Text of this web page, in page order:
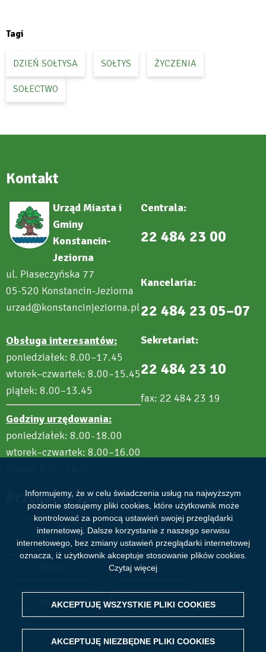
Informujemy, że w celu świadczenia usług na najwyższym
poziomie stosujemy pliki cookies, które użytkownik może
kontrolować za pomocą ustawień swojej przeglądarki
internetowej. Dalsze korzystanie z naszego serwisu
internetowego, bez zmiany ustawień przeglądarki internetowej
oznacza, iż użytkownik akceptuje stosowanie plików cookies.
Czytaj więcej
AKCEPTUJĘ WSZYSTKIE PLIKI COOKIES
AKCEPTUJĘ NIEZBĘDNE PLIKI COOKIES
WITHDRAW CONSENT
Tagi
DZIEŃ SOŁTYSA SOŁTYS ŻYCZENIA
SOŁECTWO
Kontakt
Urząd Miasta i
Gminy
Konstancin-
Jeziorna
ul. Piaseczyńska 77
05-520 Konstancin-Jeziorna
urzad@konstancinjeziorna.pl
Obsługa interesantów:
poniedziałek: 8.00–17.45
wtorek–czwartek: 8.00–15.45
piątek: 8.00–13.45
Godziny urzędowania:
poniedziałek: 8.00–18.00
wtorek–czwartek: 8.00–16.00
Centrala:
22 484 23 00
Kancelaria:
22 484 23 05–07
Sekretariat:
22 484 23 10
fax: 22 484 23 19
Przydatne zakładki
Aktualności Wydarzenia
Filmy
Kultura Sport